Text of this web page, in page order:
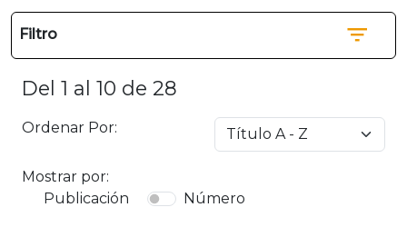
Filtro
Del 1 al 10 de 28
Ordenar Por:
Mostrar por:
Publicación
Número